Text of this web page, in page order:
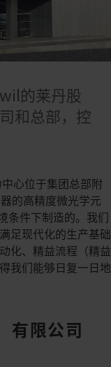
的莱丹股
和总部，控
心位于集团总部附
的高精度微光学元
条件下制造的。我们
足现代化的生产基础
化、精益流程（精益
我们能够日复一日地
有限公司